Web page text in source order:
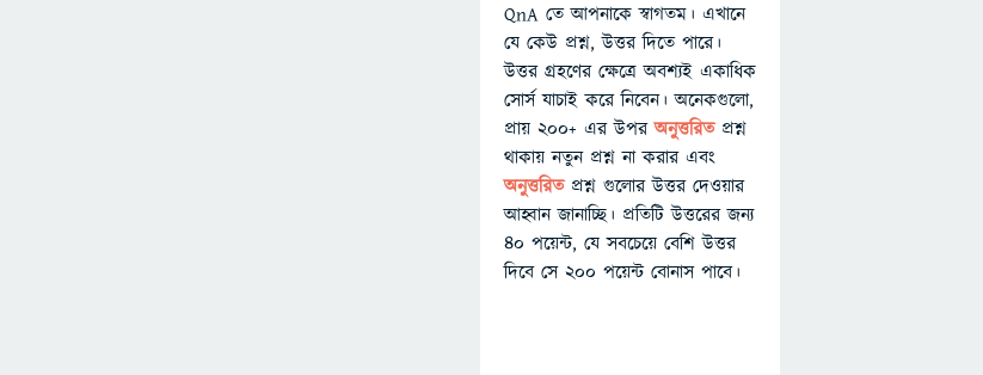
QnA তে আপনাকে স্বাগতম। এখানে
যে কেউ প্রশ্ন, উত্তর দিতে পারে।
উত্তর গ্রহণের ক্ষেত্রে অবশ্যই একাধিক
সোর্স যাচাই করে নিবেন। অনেকগুলো,
প্রায় ২০০+ এর উপরঅনুত্তরিতপ্রশ্ন
থাকায় নতুন প্রশ্ন না করার এবং
অনুত্তরিত প্রশ্ন গুলোর উত্তর দেওয়ার
আহ্বান জানাচ্ছি। প্রতিটি উত্তরের জন্য
৪০ পয়েন্ট, যে সবচেয়ে বেশি উত্তর
দিবে সে ২০০ পয়েন্ট বোনাস পাবে।